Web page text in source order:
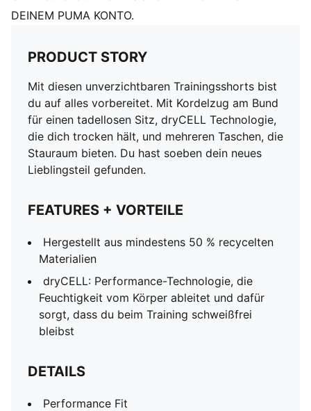
DEINEM PUMA KONTO.
PRODUCT STORY
Mit diesen unverzichtbaren Trainingsshorts bist
du auf alles vorbereitet. Mit Kordelzug am Bund
für einen tadellosen Sitz, dryCELL Technologie,
die dich trocken hält, und mehreren Taschen, die
Stauraum bieten. Du hast soeben dein neues
Lieblingsteil gefunden.
FEATURES + VORTEILE
Hergestellt aus mindestens 50 % recycelten
Materialien
dryCELL: Performance-Technologie, die
Feuchtigkeit vom Körper ableitet und dafür
sorgt, dass du beim Training schweißfrei
bleibst
DETAILS
Performance Fit